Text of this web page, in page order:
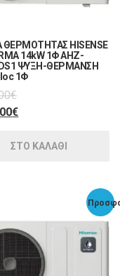
ΘΕΡΜΟΤΗΤΑΣ HISENSE
14kW 1Φ AHZ-
ΨΥΞΗ-ΘΕΡΜΑΝΣΗ
1Φ
€
€
ΣΤΟ ΚΑΛΑΘΙ